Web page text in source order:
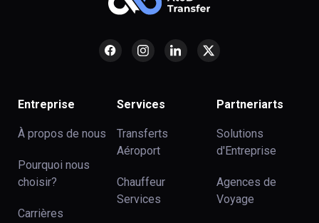
Entreprise
À propos de nous
Pourquoi nous
choisir?
Carrières
Services
Transferts
Aéroport
Chauffeur
Services
Partneriarts
Solutions
d'Entreprise
Agences de
Voyage